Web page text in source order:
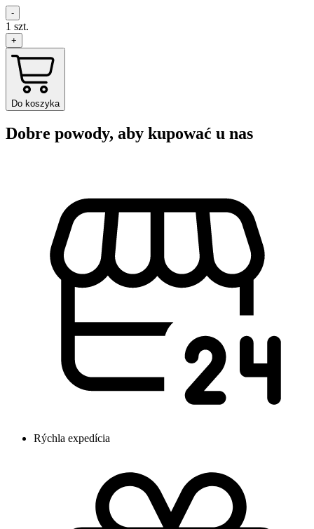
-
1 szt.
+
Do koszyka
Dobre powody, aby kupować u nas
Rýchla expedícia